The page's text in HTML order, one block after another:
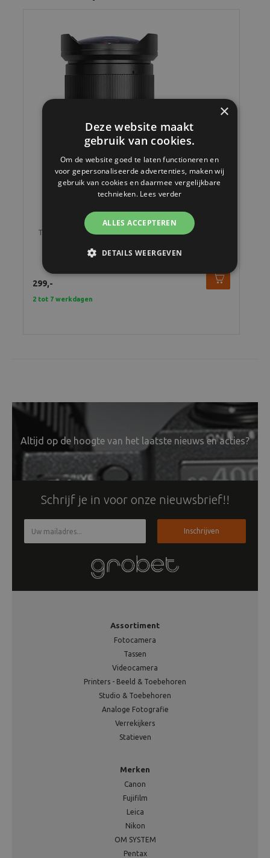
TTArtisan 11mm F2.8 Fisheye Sigma/Leica L Mount (Full
299,-
2 tot 7 werkdagen
Altijd op de hoogte van het laatste nieuws en acties?
Schrijf je in voor onze nieuwsbrief!!
Inschrijven
Assortiment
Fotocamera
Tassen
Videocamera
Printers - Beeld & Toebehoren
Studio & Toebehoren
Analoge Fotografie
Verrekijkers
Statieven
Merken
Canon
Fujifilm
Leica
Nikon
OM SYSTEM
Pentax
×
Deze website maakt
gebruik van cookies.
Om de website goed te laten functioneren en
voor gepersonaliseerde advertenties, maken wij
gebruik van cookies en daarmee vergelijkbare
technieken. Lees verder
ALLES ACCEPTEREN
DETAILS WEERGEVEN